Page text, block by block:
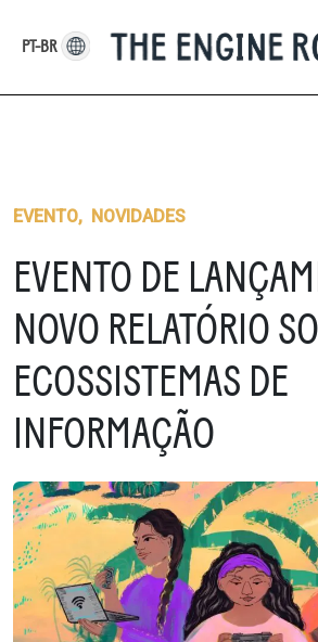
EVENTO, NOVIDADES
EVENTO DE
NOVO RELATÓRIO
ECOSSISTEMAS DE
INFORMAÇÃO
PT-BR